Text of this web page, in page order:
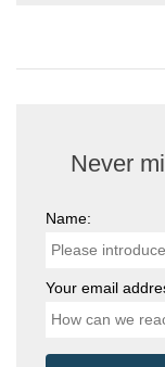
Never
Name:
Your email